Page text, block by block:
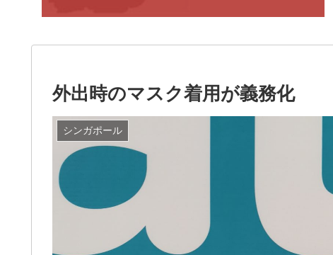
外出時のマスク着用が義務化
シンガポール